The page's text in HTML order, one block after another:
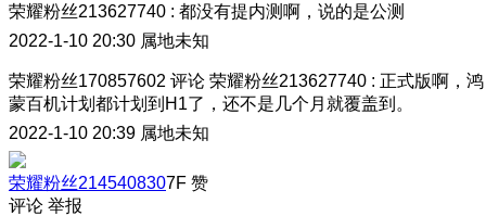
荣耀粉丝213627740 : 都没有提内测啊，说的是公测
2022-1-10 20:30 属地未知
荣耀粉丝170857602 评论 荣耀粉丝213627740 : 正式版啊，鸿
蒙百机计划都计划到H1了，还不是几个月就覆盖到。
2022-1-10 20:39 属地未知
荣耀粉丝2145408307F 赞
评论 举报